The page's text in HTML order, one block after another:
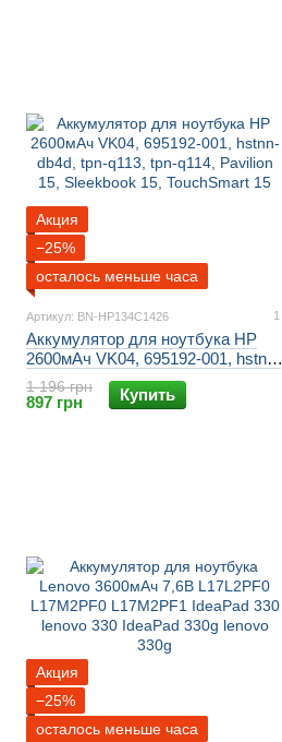
Акция
−25%
осталось меньше часа
Артикул: BN-HP134C1426 1
Аккумулятор для ноутбука HP
2600мАч VK04, 695192-001, hstnn-
db4d, tpn-q113, tpn-q114, Pavilion
15, Sleekbook 15, TouchSmart 15
1 196 грн
897 грн Купить
Акция
−25%
осталось меньше часа